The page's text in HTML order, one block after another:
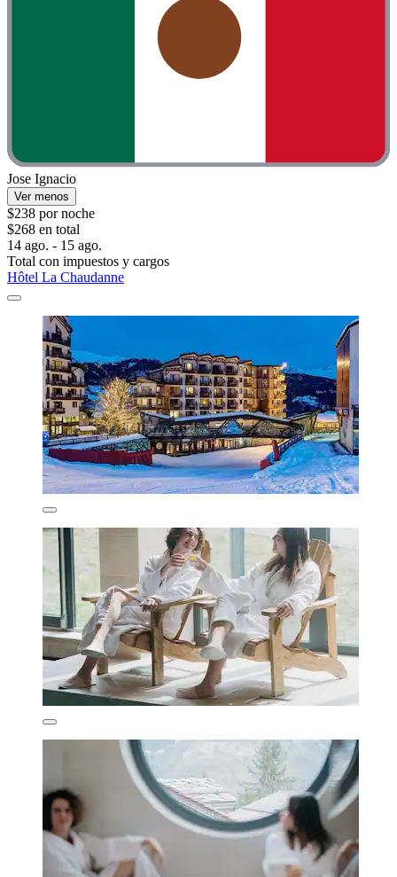
Jose Ignacio
Ver menos
$238 por noche
$268 en total
14 ago. - 15 ago.
Total con impuestos y cargos
Hôtel La Chaudanne